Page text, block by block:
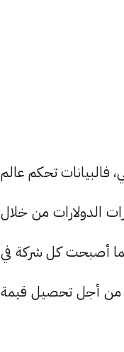
فالبيانات تحكم عالم
الدولارات من خلال
أصبحت كل شركة في
من أجل تحصيل قيمة